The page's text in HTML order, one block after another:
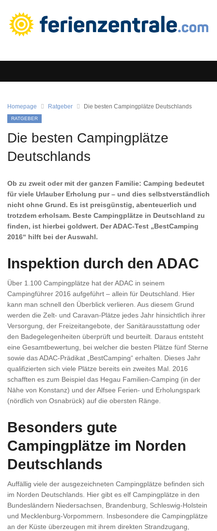
Homepage Ratgeber Die besten Campingplätze Deutschlands
RATGEBER
Die besten Campingplätze
Deutschlands
Ob zu zweit oder mit der ganzen Familie: Camping bedeutet
für viele Urlauber Erholung pur – und dies selbstverständlich
nicht ohne Grund. Es ist preisgünstig, abenteuerlich und
trotzdem erholsam. Beste Campingplätze in Deutschland zu
finden, ist hierbei goldwert. Der ADAC-Test „BestCamping
2016“ hilft bei der Auswahl.
Inspektion durch den ADAC
Über 1.100 Campingplätze hat der ADAC in seinem
Campingführer 2016 aufgeführt – allein für Deutschland. Hier
kann man schnell den Überblick verlieren. Aus diesem Grund
werden die Zelt- und Caravan-Plätze jedes Jahr hinsichtlich ihrer
Versorgung, der Freizeitangebote, der Sanitärausstattung oder
den Badegelegenheiten überprüft und beurteilt. Daraus entsteht
eine Gesamtbewertung, bei welcher die besten Plätze fünf Sterne
sowie das ADAC-Prädikat „BestCamping“ erhalten. Dieses Jahr
qualifizierten sich viele Plätze bereits ein zweites Mal. 2016
schafften es zum Beispiel das Hegau Familien-Camping (in der
Nähe von Konstanz) und der Alfsee Ferien- und Erholungspark
(nördlich von Osnabrück) auf die obersten Ränge.
Besonders gute
Campingplätze im Norden
Deutschlands
Auffällig viele der ausgezeichneten Campingplätze befinden sich
im Norden Deutschlands. Hier gibt es elf Campingplätze in den
Bundesländern Niedersachsen, Brandenburg, Schleswig-Holstein
und Mecklenburg-Vorpommern. Insbesondere die Campingplätze
an der Küste überzeugen mit ihrem direkten Strandzugang,